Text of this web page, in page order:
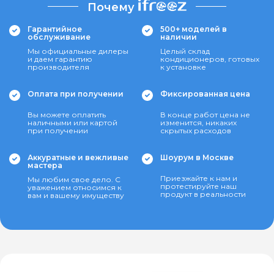
Почему
Гарантийное
обслуживание
Мы официальные дилеры
и даем гарантию
производителя
500+ моделей в
наличии
Целый склад
кондиционеров, готовых
к установке
Оплата при получении
Вы можете оплатить
наличными или картой
при получении
Фиксированная цена
В конце работ цена не
изменится, никаких
скрытых расходов
Аккуратные и вежливые
мастера
Мы любим свое дело. С
уважением относимся к
вам и вашему имуществу
Шоурум в Москве
Приезжайте к нам и
протестируйте наш
продукт в реальности